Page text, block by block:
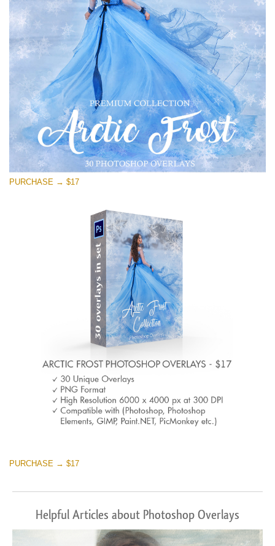
(1783 Overlays)
Large 6000*4000px
ดาวน์โหลดฟรี
PURCHASE → $17
PURCHASE → $17
Helpful Articles about Photoshop Overlays